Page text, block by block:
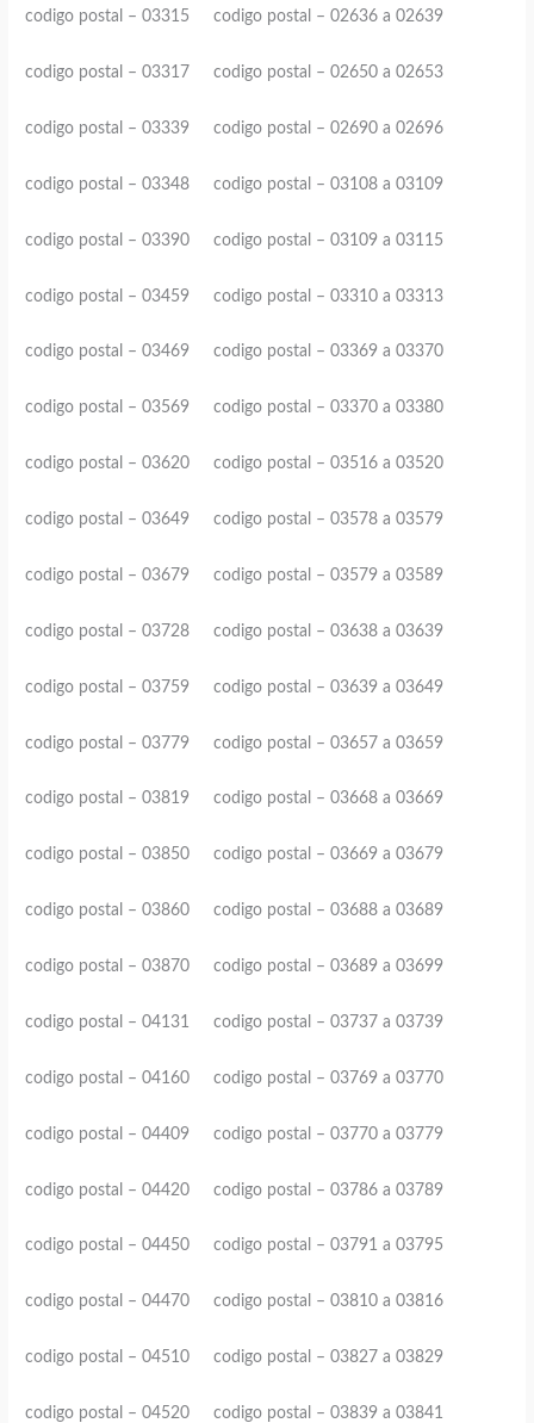
codigo postal – 03315 codigo postal – 02636 a 02639
codigo postal – 03317 codigo postal – 02650 a 02653
codigo postal – 03339 codigo postal – 02690 a 02696
codigo postal – 03348 codigo postal – 03108 a 03109
codigo postal – 03390 codigo postal – 03109 a 03115
codigo postal – 03459 codigo postal – 03310 a 03313
codigo postal – 03469 codigo postal – 03369 a 03370
codigo postal – 03569 codigo postal – 03370 a 03380
codigo postal – 03620 codigo postal – 03516 a 03520
codigo postal – 03649 codigo postal – 03578 a 03579
codigo postal – 03679 codigo postal – 03579 a 03589
codigo postal – 03728 codigo postal – 03638 a 03639
codigo postal – 03759 codigo postal – 03639 a 03649
codigo postal – 03779 codigo postal – 03657 a 03659
codigo postal – 03819 codigo postal – 03668 a 03669
codigo postal – 03850 codigo postal – 03669 a 03679
codigo postal – 03860 codigo postal – 03688 a 03689
codigo postal – 03870 codigo postal – 03689 a 03699
codigo postal – 04131 codigo postal – 03737 a 03739
codigo postal – 04160 codigo postal – 03769 a 03770
codigo postal – 04409 codigo postal – 03770 a 03779
codigo postal – 04420 codigo postal – 03786 a 03789
codigo postal – 04450 codigo postal – 03791 a 03795
codigo postal – 04470 codigo postal – 03810 a 03816
codigo postal – 04510 codigo postal – 03827 a 03829
codigo postal – 04520 codigo postal – 03839 a 03841